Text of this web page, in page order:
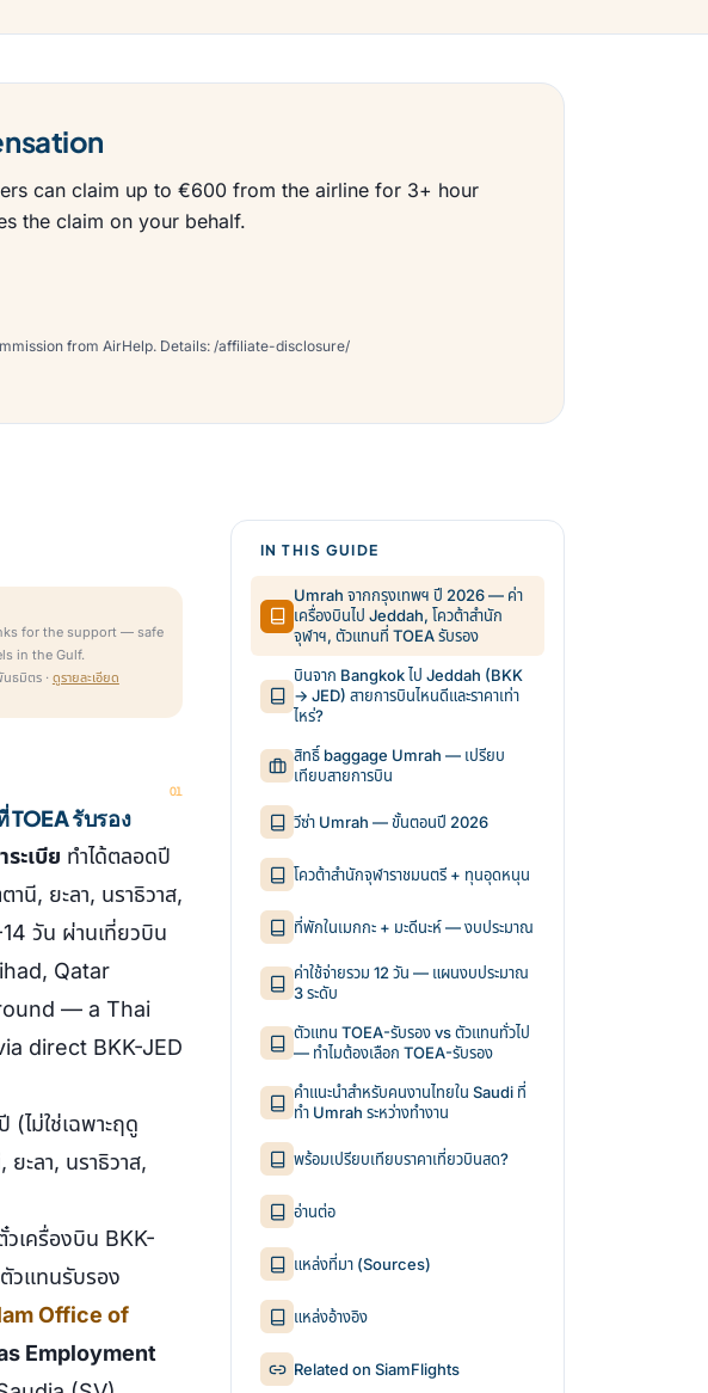
can claim up to €600 from the airline for 3+ hour
the claim on your behalf.
from AirHelp. Details: /affiliate-disclosure/
for the support — safe
in the Gulf.
ธมิตร · ดูรายละเอียด
รับรอง
ะเบีย ทำได้ตลอดปี
นี, ยะลา, นราธิวาส,
วัน ผ่านเที่ยวบิน
Qatar
— a Thai
direct BKK-JED
ไม่ใช่เฉพาะฤดู
ะลา, นราธิวาส,
เครื่องบิน BKK-
วแทนรับรอง
Office of
Employment
IN THIS GUIDE
Umrah จากกรุงเทพฯ ปี 2026 — ค่า
เครื่องบินไป Jeddah, โควต้าสำนัก
จุฬาฯ, ตัวแทนที่ TOEA รับรอง
บินจาก Bangkok ไป Jeddah (BKK
→ JED) สายการบินไหนดีและราคาเท่า
ไหร่?
สิทธิ์ baggage Umrah — เปรียบ
เทียบสายการบิน
วีซ่า Umrah — ขั้นตอนปี 2026
โควต้าสำนักจุฬาราชมนตรี + ทุนอุดหนุน
ที่พักในเมกกะ + มะดีนะห์ — งบประมาณ
ค่าใช้จ่ายรวม 12 วัน — แผนงบประมาณ
3 ระดับ
ตัวแทน TOEA-รับรอง vs ตัวแทนทั่วไป
— ทำไมต้องเลือก TOEA-รับรอง
คำแนะนำสำหรับคนงานไทยใน Saudi ที่
ทำ Umrah ระหว่างทำงาน
พร้อมเปรียบเทียบราคาเที่ยวบินสด?
อ่านต่อ
แหล่งที่มา (Sources)
แหล่งอ้างอิง
Related on SiamFlights